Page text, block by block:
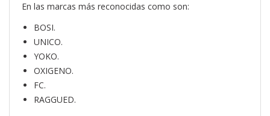
En las marcas más reconocidas como son:
BOSI.
UNICO.
YOKO.
OXIGENO.
FC.
RAGGUED.